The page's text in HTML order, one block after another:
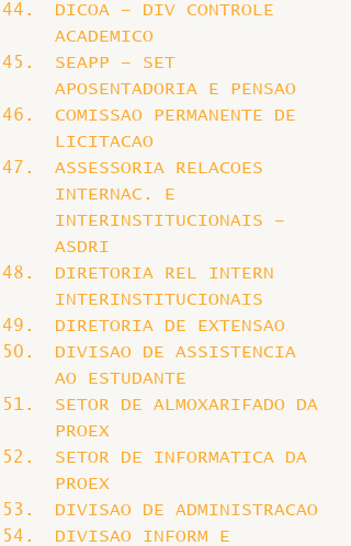
DICOA – DIV CONTROLE
ACADEMICO
SEAPP – SET
APOSENTADORIA E PENSAO
COMISSAO PERMANENTE DE
LICITACAO
ASSESSORIA RELACOES
INTERNAC. E
INTERINSTITUCIONAIS –
ASDRI
DIRETORIA REL INTERN
INTERINSTITUCIONAIS
DIRETORIA DE EXTENSAO
DIVISAO DE ASSISTENCIA
AO ESTUDANTE
SETOR DE ALMOXARIFADO DA
PROEX
SETOR DE INFORMATICA DA
PROEX
DIVISAO DE ADMINISTRACAO
DIVISAO INFORM E